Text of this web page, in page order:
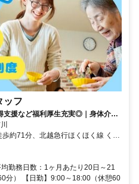
ッフ
支援など福利厚生充実◎｜身体介助
約71分、北越急行ほくほく線 くび
徒歩約86分 吉川区総合事務所より
勤務日数：1ヶ月あたり20日～21
分） 【日勤】9:00～18:00（休憩60